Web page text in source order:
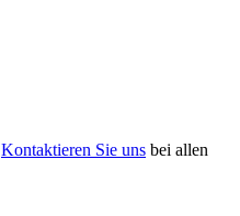
Kontaktieren Sie uns bei allen